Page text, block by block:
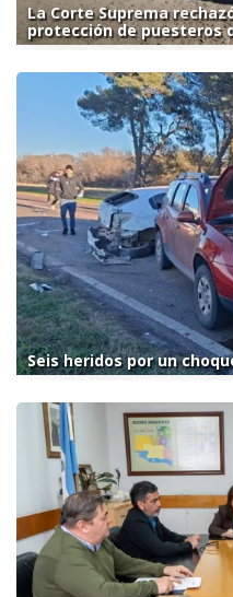
La Corte Suprema
protección de puesteros
Seis heridos por un